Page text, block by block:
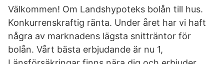
Välkommen! Om Landshypoteks bolån till hus.
Konkurrenskraftig ränta. Under året har vi haft
några av marknadens lägsta snitträntor för
bolån. Vårt bästa erbjudande är nu 1,